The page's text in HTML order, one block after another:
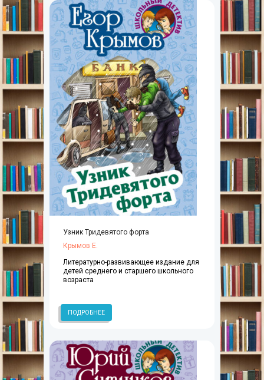
Узник Тридевятого форта
Крымов Е.
Литературно-развивающее издание для
детей среднего и старшего школьного
возраста
ПОДРОБНЕЕ